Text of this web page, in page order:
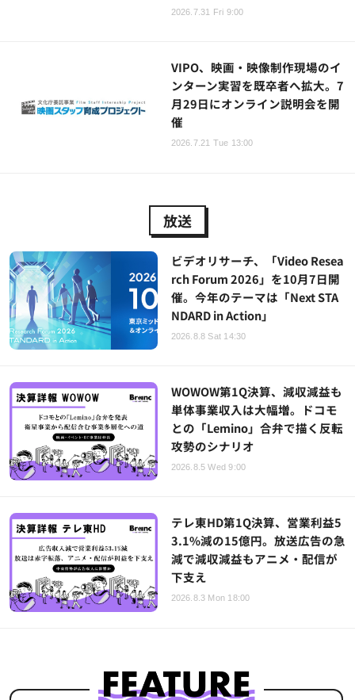
2026.7.31 Fri 9:00
VIPO、映画・映像制作現場のイ
ンターン実習を既卒者へ拡大。7
月29日にオンライン説明会を開
催
2026.7.21 Tue 13:00
放送
ビデオリサーチ、「Video Resea
rch Forum 2026」を10月7日開
催。今年のテーマは「Next STA
NDARD in Action」
2026.8.8 Sat 14:30
WOWOW第1Q決算、減収減益も
単体事業収入は大幅増。ドコモ
との「Lemino」合弁で描く反転
攻勢のシナリオ
2026.8.5 Wed 9:00
テレ東HD第1Q決算、営業利益5
3.1%減の15億円。放送広告の急
減で減収減益もアニメ・配信が
下支え
2026.8.3 Mon 18:00